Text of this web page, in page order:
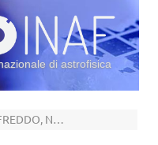
di astrofisica
NON LO SCOMPONE NULLA: NÉ FREDDO, NÉ ARIDITÀ, NÉ RADIAZIONI